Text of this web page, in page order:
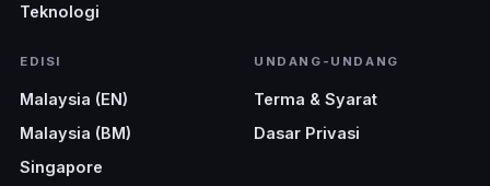
Teknologi
EDISI
Malaysia (EN)
Malaysia (BM)
Singapore
UNDANG-UNDANG
Terma & Syarat
Dasar Privasi